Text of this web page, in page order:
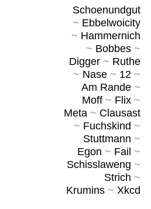
Schoenundgut
~ Ebbelwoicity
~ Hammernich
~ Bobbes~
Digger~ Ruthe
~ Nase~ 12~
Am Rande~
Moff~ Flix~
Meta~ Clausast
~ Fuchskind ~
Stuttmann ~
Egon ~ Fail ~
Schisslaweng ~
Strich ~
Krumins~ Xkcd